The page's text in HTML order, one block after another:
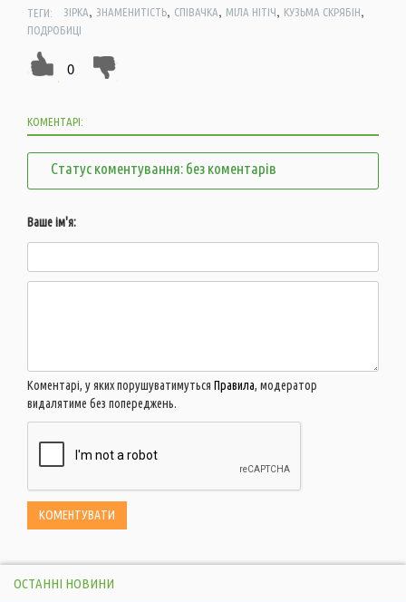
ТЕГИ: ЗІРКА, ЗНАМЕНИТІСТЬ, СПІВАЧКА, МІЛА НІТІЧ, КУЗЬМА СКРЯБІН,
ПОДРОБИЦІ
0
КОМЕНТАРІ:
Статус коментування: без коментарів
Ваше ім'я:
Коментарі, у яких порушуватимуться Правила, модератор
видалятиме без попереджень.
ОСТАННІ НОВИНИ